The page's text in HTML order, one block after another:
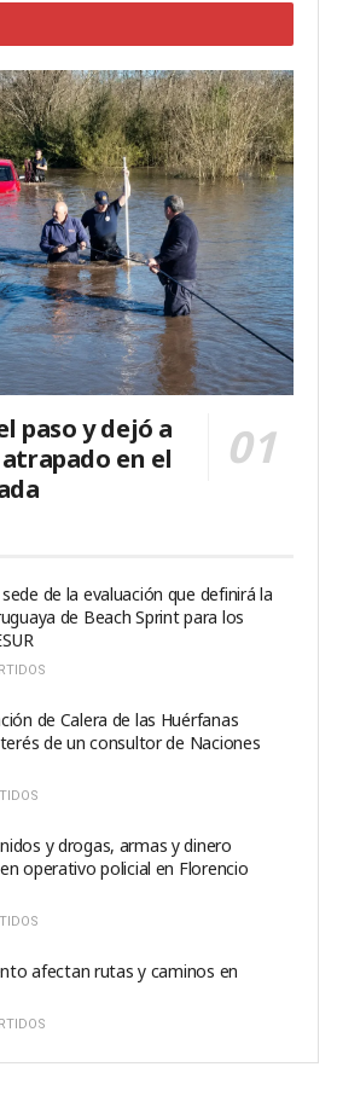
paso y dejó a
en el
de la evaluación que definirá la
de Beach Sprint para los
de Calera de las Huérfanas
de un consultor de Naciones
y drogas, armas y dinero
operativo policial en Florencio
afectan rutas y caminos en